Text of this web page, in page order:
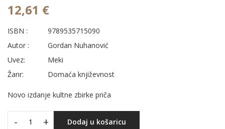
12,61 €
ISBN :
9789535715090
Autor :
Gordan Nuhanović
Uvez:
Meki
Žanr:
Domaća književnost
Novo izdanje kultne zbirke priča
- + Dodaj u košaricu